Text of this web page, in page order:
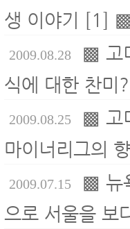
생 이야기 [1]
2009.08.28 ▩ 고
식에 대한 찬
2009.08.25 ▩ 고
마이너리그의
2009.07.15 ▩ 뉴
으로 서울을 보